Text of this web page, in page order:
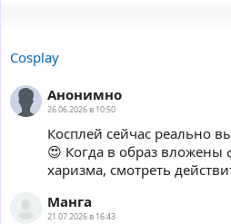
Cosplay
Анонимно
26.06.2026 в 10:50
Косплей сейчас реально
😍 Когда в образ вложены
харизма, смотреть
Манга
21.07.2026 в 16:43